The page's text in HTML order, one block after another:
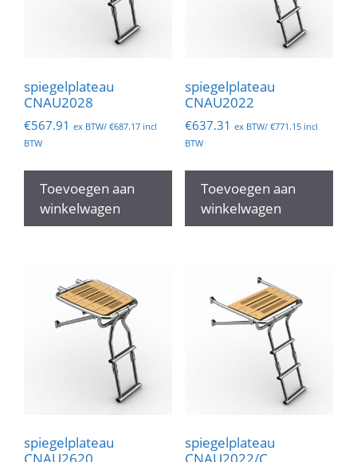
spiegelplateau
CNAU2028
€567.91 ex BTW/ €687.17 incl
BTW
Toevoegen aan
winkelwagen
spiegelplateau
CNAU2022
€637.31 ex BTW/ €771.15incl
BTW
Toevoegen aan
winkelwagen
spiegelplateau
spiegelplateau